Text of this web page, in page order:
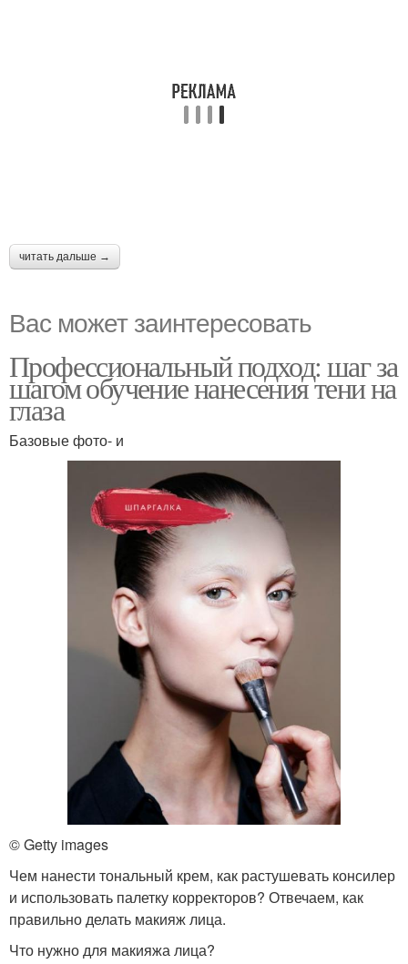
читать дальше →
Вас может заинтересовать
Профессиональный подход: шаг за
шагом обучение нанесения тени на
глаза
Базовые фото- и
© Getty images
Чем нанести тональный крем, как растушевать консилер
и использовать палетку корректоров? Отвечаем, как
правильно делать макияж лица.
Что нужно для макияжа лица?